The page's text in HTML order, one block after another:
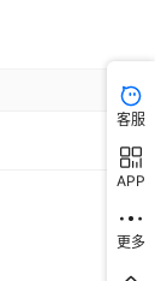
客服
APP
更多